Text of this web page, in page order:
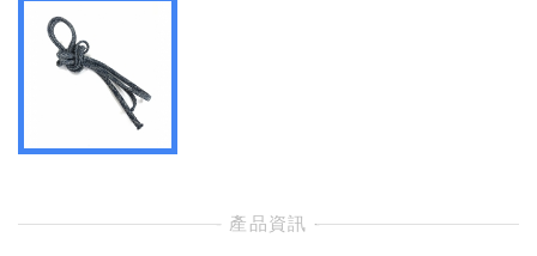
- 產品資訊 -